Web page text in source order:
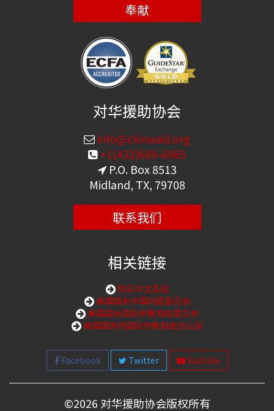
奉献
对华援助协会
info@chinaaid.org
+1(432)689-6985
P.O. Box 8513
Midland, TX, 79708
联系我们
相关链接
购买中文圣经
美国国会中国问题委员会
美国国会国际宗教自由委员会
美国国务院国际宗教自由办公室
Facebook Twitter Youtube
©2026 对华援助协会版权所有